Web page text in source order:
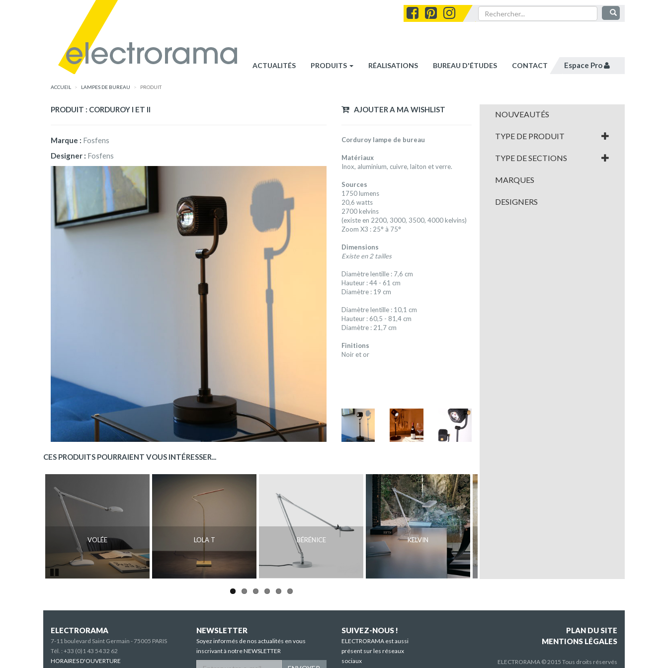
ACTUALITÉS PRODUITS RÉALISATIONS BUREAU D'ÉTUDES CONTACT Espace Pro
ACCUEIL LAMPES DE BUREAU PRODUIT
PRODUIT : CORDUROY I ET II
Marque : Fosfens
Designer : Fosfens
AJOUTER A MA WISHLIST
Corduroy lampe de bureau
Matériaux
Inox, aluminium, cuivre, laiton et verre.
Sources
1750 lumens
20,6 watts
2700 kelvins
(existe en 2200, 3000, 3500, 4000 kelvins)
Zoom X3 : 25° à 75°
Dimensions
Existe en 2 tailles
Diamètre lentille : 7,6 cm
Hauteur : 44 - 61 cm
Diamètre : 19 cm
Diamètre lentille : 10,1 cm
Hauteur : 60,5 - 81,4 cm
Diamètre : 21,7 cm
Finitions
Noir et or
CES PRODUITS POURRAIENT VOUS INTÉRESSER...
VOLÉE LOLA T BÉRÉNICE KELVIN
NOUVEAUTÉS
TYPE DE PRODUIT
TYPE DE SECTIONS
MARQUES
DESIGNERS
ELECTRORAMA
7-11 boulevard Saint Germain - 75005 PARIS
Tél. : +33 (0)1 43 54 32 62
HORAIRES D'OUVERTURE
NEWSLETTER
Soyez informés de nos actualités en vous
inscrivant à notre NEWSLETTER
SUIVEZ-NOUS !
ELECTRORAMA est aussi
présent sur les réseaux
sociaux
PLAN DU SITE
MENTIONS LÉGALES
ELECTRORAMA © 2015 Tous droits réservés